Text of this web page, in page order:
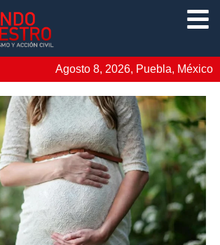
Agosto 8, 2026, Puebla, México